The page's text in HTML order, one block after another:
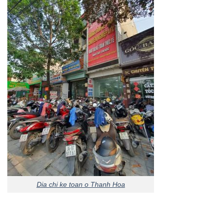
Dia chi ke toan o Thanh Hoa